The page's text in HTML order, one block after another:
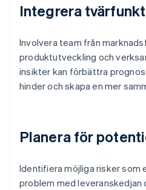
Integrera
Involvera team från
produktutveckling och
insikter kan förbättra
hinder och skapa en mer
Planera för
Identifiera möjliga risker som
problem med leveranskedjan